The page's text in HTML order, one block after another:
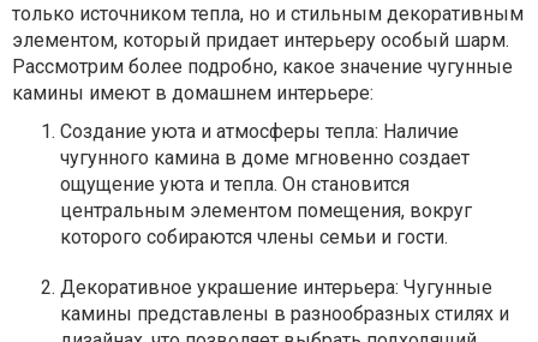
только источником тепла, но и стильным декоративным
элементом, который придает интерьеру особый шарм.
Рассмотрим более подробно, какое значение чугунные
камины имеют в домашнем интерьере:
Создание уюта и атмосферы тепла: Наличие
чугунного камина в доме мгновенно создает
ощущение уюта и тепла. Он становится
центральным элементом помещения, вокруг
которого собираются члены семьи и гости.
Декоративное украшение интерьера: Чугунные
камины представлены в разнообразных стилях и